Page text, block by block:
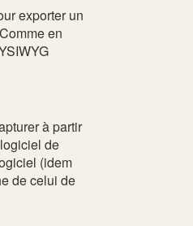
exporter un
en
à partir
de
(idem
de celui de